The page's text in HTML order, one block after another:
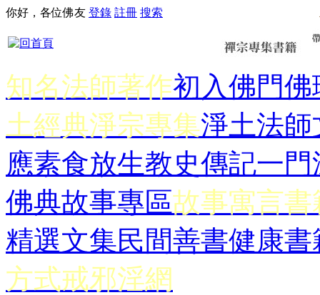
你好，各位佛友 登錄 註冊 搜索
知名法師著作初入佛門佛
土經典淨宗專集淨土法師
應素食放生教史傳記一門
佛典故事專區故事寓言書
精選文集民間善書健康書
方式戒邪淫網